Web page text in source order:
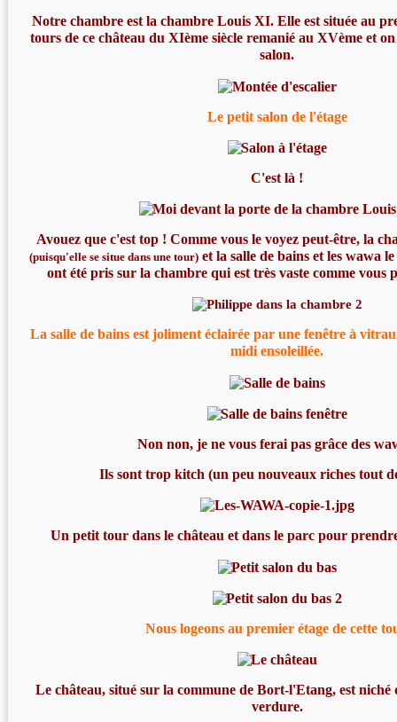
Notre chambre est la chambre Louis XI. Elle est située au
tours de ce château du XIème siècle remanié au XVème et
salon.
Le petit salon de l'étage
C'est là !
Avouez que c'est top ! Comme vous le voyez peut-être, la
(puisqu'elle se situe dans une tour) et la salle de bains et les wawa
ont été pris sur la chambre qui est très vaste comme vous
La salle de bains est joliment éclairée par une fenêtre à
midi ensoleillée.
Non non, je ne vous ferai pas grâce des
Ils sont trop kitch (un peu nouveaux riches tout
Un petit tour dans le château et dans le parc pour
Nous logeons au premier étage de cette
Le château, situé sur la commune de Bort-l'Etang, est niché
verdure.